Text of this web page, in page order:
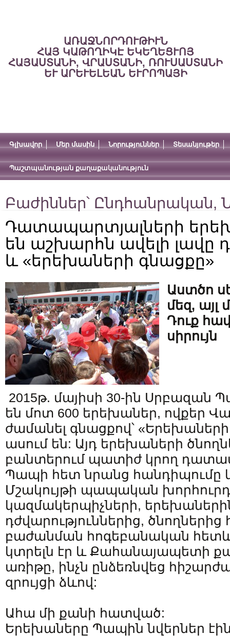
ԱՌԱՋՆՈՐԴՈՒԹԻՒՆ
ՀԱՅ ԿԱԹՈՂԻԿԷ ԵԿԵՂԵՑՒՈՅ
ՀԱՅԱՍՏԱՆԻ, ՎՐԱՍՏԱՆԻ, ՌՈՒՍԱՍՏԱՆԻ
ԵՒ ԱՐԵՒԵԼԵԱՆ ԵՒՐՈՊԱՅԻ
Գլխավոր Մեր մասին Նորություններ Տեսանյութեր
Պաշտպանության քաղաքականություն
Բաժիններ՝ Ընդհանրական,
Դատապարտյալների
են աշխարհն ավելի լավը
և «երեխաների գնացքը»
Աստծո
մեզ, այլ
Դուք
սիրույն
2015թ. մայիսի 30-ին Սրբազան
են մոտ 600 երեխաներ, ովքեր
ժամանել գնացքով՝
ասում են: Այդ երեխաների
բանտերում պատիժ կրող
Պապի հետ նրանց հանդիպումը
Մշակույթի պապական
կազմակերպիչների,
դժվարություններից,
բաժանման հոգեբանական
կտրելն էր և Քահանայապետի
առիթը, ինչն ընձեռնվեց
զրույցի ձևով:
Ահա մի քանի հատված:
Երեխաները Պապին նվերներ էին